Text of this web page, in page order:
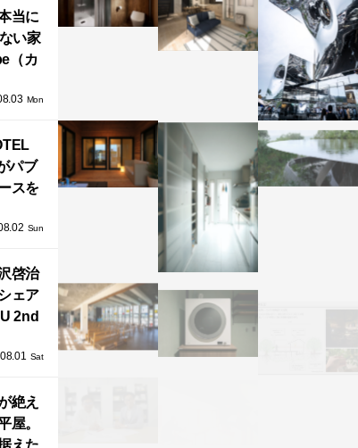
当に
い家
（カ
るプ
Mon
パブ
スを
」 Sun
啓治
ェア
2nd
拠点
Sat
絶え
屋。
えた